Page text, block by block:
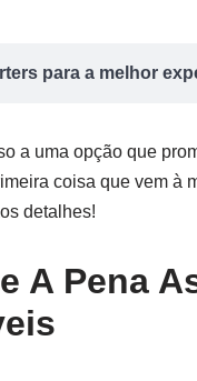
para a melhor
a uma opção que
coisa que vem à
detalhes!
A Pena